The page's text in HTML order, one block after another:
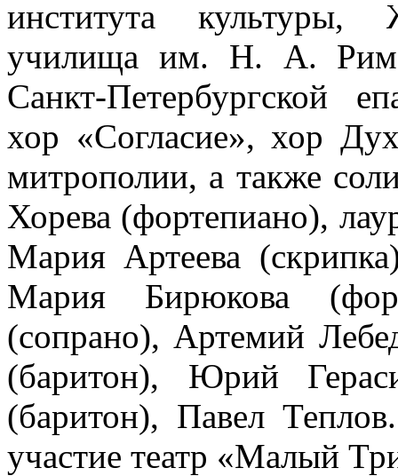
института культуры,
училища им. Н. А.
Санкт-Петербургской
хор «Согласие», хор
митрополии, а также
Хорева (фортепиано),
Мария Артеева
Мария Бирюкова
(сопрано), Артемий
(баритон), Юрий
(баритон), Павел
участие театр «Малый